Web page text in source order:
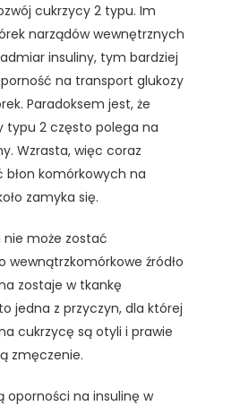
cukrzycy 2 typu. Im
narządów wewnętrznych
insuliny, tym bardziej
na transport glukozy
Paradoksem jest, że
typu 2 często polega na
Wzrasta, więc coraz
błon komórkowych na
zamyka się.
nie może zostać
wewnątrzkomórkowe źródło
zostaje w tkankę
jedna z przyczyn, dla której
cukrzycę są otyli i prawie
zmęczenie.
oporności na insulinę w